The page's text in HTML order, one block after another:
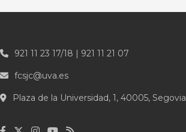
921 11 23 17/18 | 921 11 21 07
fcsjc@uva.es
Plaza de la Universidad, 1, 40005, Segovia